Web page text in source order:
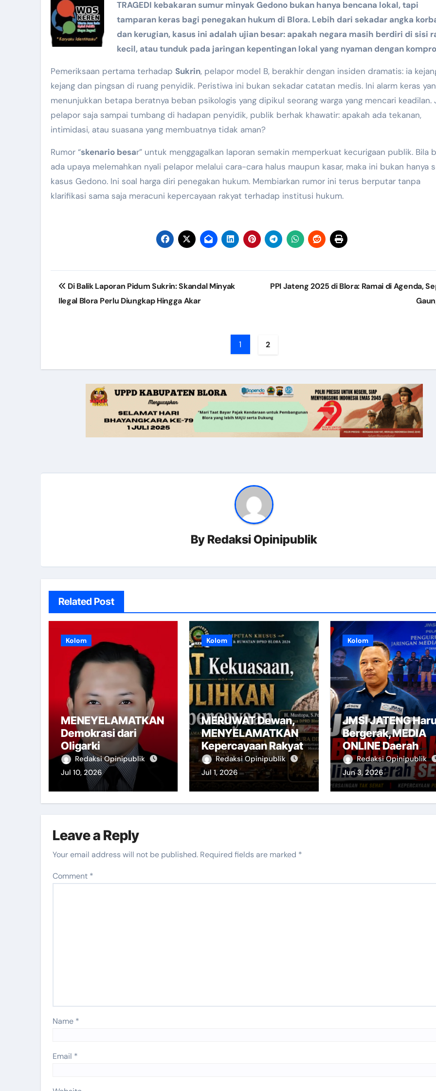
TRAGEDI kebakaran sumur minyak Gedono bukan hanya bencana lokal, tapi
tamparan keras bagi penegakan hukum di Blora. Lebih dari sekadar angka
dan kerugian, kasus ini adalah ujian besar: apakah negara masih berdiri di sisi
kecil, atau tunduk pada jaringan kepentingan lokal yang nyaman dengan
Pemeriksaan pertama terhadap Sukrin, pelapor model B, berakhir dengan insiden dramatis: ia
kejang dan pingsan di ruang penyidik. Peristiwa ini bukan sekadar catatan medis. Ini alarm keras
menunjukkan betapa beratnya beban psikologis yang dipikul seorang warga yang mencari keadilan.
pelapor saja sampai tumbang di hadapan penyidik, publik berhak khawatir: apakah ada tekanan,
intimidasi, atau suasana yang membuatnya tidak aman?
Rumor “skenario besar” untuk menggagalkan laporan semakin memperkuat kecurigaan publik. Bila
ada upaya melemahkan nyali pelapor melalui cara-cara halus maupun kasar, maka ini bukan hanya
kasus Gedono. Ini soal harga diri penegakan hukum. Membiarkan rumor ini terus berputar tanpa
klarifikasi sama saja meracuni kepercayaan rakyat terhadap institusi hukum.
Post
navigation
Di Balik Laporan Pidum Sukrin: Skandal Minyak
Ilegal Blora Perlu Diungkap Hingga Akar
PPI Jateng 2025 di Blora: Ramai di Agenda,
1 2
By Redaksi Opinipublik
Related Post
Kolom
MENEYELAMATKAN
Demokrasi dari
Oligarki
Redaksi Opinipublik
Jul 10, 2026
Kolom
MERUWAT Dewan,
MENYELAMATKAN
Kepercayaan Rakyat
Redaksi Opinipublik
Jul 1, 2026
Kolom
JMSI JATENG
Bergerak,MEDIA
ONLINE Daerah
Sedang ‘MRIANG’
Redaksi Opinipublik
Jun 3, 2026
Leave a Reply
Your email address will not be published. Required fields are marked *
Comment *
Name *
Email *